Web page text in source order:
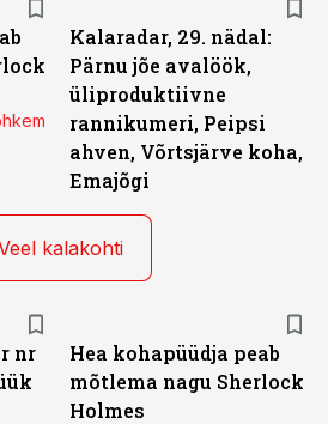
Kalaradar, 29. nädal:
Pärnu jõe avalöök,
üliproduktiivne
rannikumeri, Peipsi
ahven, Võrtsjärve koha,
Emajõgi
kalakohti
nr
Hea kohapüüdja peab
mõtlema nagu Sherlock
Holmes